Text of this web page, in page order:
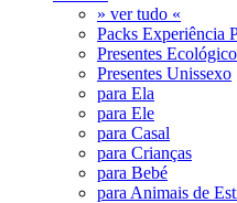
» ver tudo «
Packs Experiência
Presentes
Presentes Unissexo
para Ela
para Ele
para Casal
para Crianças
para Bebé
para Animais de